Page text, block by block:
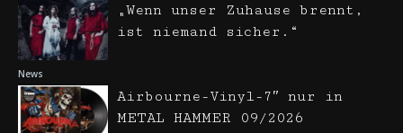
News
„Wenn unser Zuhause brennt,
ist niemand sicher.“
Airbourne-Vinyl-7″ nur in
METAL HAMMER 09/2026